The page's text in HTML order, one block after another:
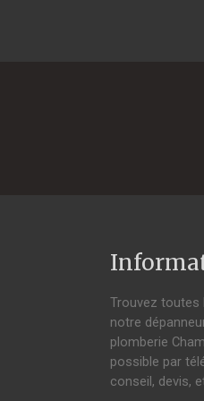
Trouvez
notre
plomberie
possible par
conseil, devis,